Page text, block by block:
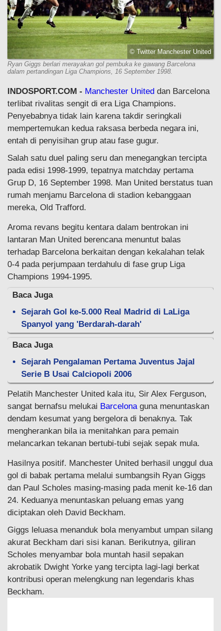
© Twitter Manchester United
Ryan Giggs berlari merayakan gol pembuka ke gawang Barcelona
dalam pertandingan Liga Champions, 16 September 1998.
INDOSPORT.COM - Manchester United dan Barcelona
terlibat rivalitas sengit di era Liga Champions.
Penyebabnya tidak lain karena takdir seringkali
mempertemukan kedua raksasa berbeda negara ini,
entah di penyisihan grup atau fase gugur.
Salah satu duel paling seru dan menegangkan tercipta
pada edisi 1998-1999, tepatnya matchday pertama
Grup D, 16 September 1998. Man United berstatus tuan
rumah menjamu Barcelona di stadion kebanggaan
mereka, Old Trafford.
Aroma revans begitu kentara dalam bentrokan ini
lantaran Man United berencana menuntut balas
terhadap Barcelona berkaitan dengan kekalahan telak
0-4 pada perjumpaan terdahulu di fase grup Liga
Champions 1994-1995.
Baca Juga
Sejarah Gol ke-5.000 Real Madrid di LaLiga
Spanyol yang 'Berdarah-darah'
Baca Juga
Sejarah Pengalaman Pertama Juventus Jajal
Serie B Usai Calciopoli 2006
Pelatih Manchester United kala itu, Sir Alex Ferguson,
sangat bernafsu melukai Barcelona guna menuntaskan
dendam kesumat yang bergelora di benaknya. Tak
mengherankan bila ia menitahkan para pemain
melancarkan tekanan bertubi-tubi sejak sepak mula.
Hasilnya positif. Manchester United berhasil unggul dua
gol di babak pertama melalui sumbangsih Ryan Giggs
dan Paul Scholes masing-masing pada menit ke-16 dan
24. Keduanya menuntaskan peluang emas yang
diciptakan oleh David Beckham.
Giggs leluasa menanduk bola menyambut umpan silang
akurat Beckham dari sisi kanan. Berikutnya, giliran
Scholes menyambar bola muntah hasil sepakan
akrobatik Dwight Yorke yang tercipta lagi-lagi berkat
kontribusi operan melengkung nan legendaris khas
Beckham.